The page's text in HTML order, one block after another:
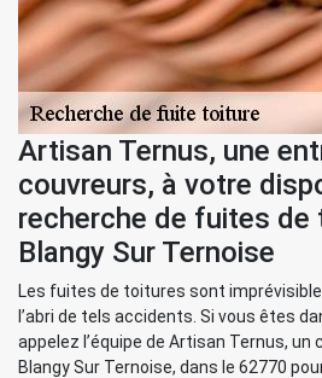
Artisan Ternus, une
couvreurs, à votre
recherche de fuites de
Blangy Sur Ternoise
Les fuites de toitures sont
l’abri de tels accidents. Si vous êtes
appelez l’équipe de Artisan Ternus,
Blangy Sur Ternoise, dans le 62770